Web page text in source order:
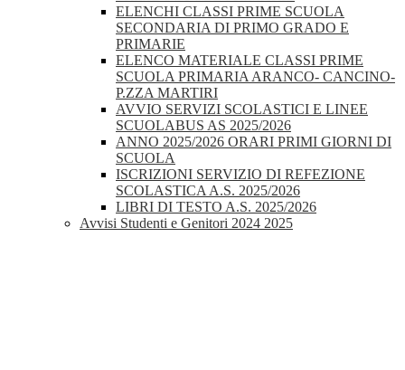
ELENCHI CLASSI PRIME SCUOLA
SECONDARIA DI PRIMO GRADO E
PRIMARIE
ELENCO MATERIALE CLASSI PRIME
SCUOLA PRIMARIA ARANCO- CANCINO-
P.ZZA MARTIRI
AVVIO SERVIZI SCOLASTICI E LINEE
SCUOLABUS AS 2025/2026
ANNO 2025/2026 ORARI PRIMI GIORNI DI
SCUOLA
ISCRIZIONI SERVIZIO DI REFEZIONE
SCOLASTICA A.S. 2025/2026
LIBRI DI TESTO A.S. 2025/2026
Avvisi Studenti e Genitori 2024 2025